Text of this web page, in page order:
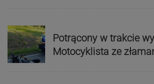
Potrącony w trakcie
Motocyklista ze